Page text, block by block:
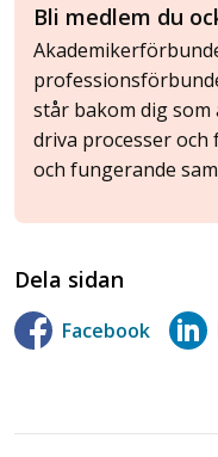
Bli medlem du
står bakom dig
driva processer
och fungerande
Dela sidan
Facebook